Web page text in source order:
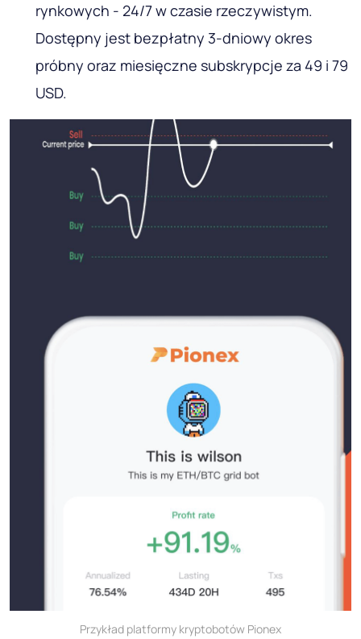
rynkowych - 24/7 w czasie rzeczywistym.
Dostępny jest bezpłatny 3-dniowy okres
próbny oraz miesięczne subskrypcje za 49 i 79
USD.
Przykład platformy kryptobotów Pionex